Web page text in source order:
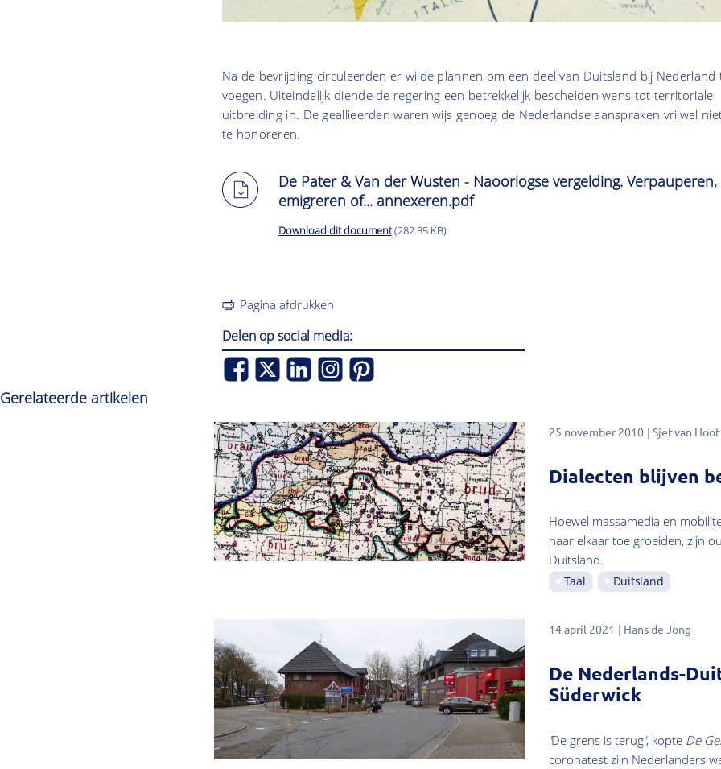
Na de bevrijding circuleerden er wilde plannen om een deel van Duitsland bij Nederland
voegen. Uiteindelijk diende de regering een betrekkelijk bescheiden wens tot territoriale
uitbreiding in. De geallieerden waren wijs genoeg de Nederlandse aanspraken vrijwel
te honoreren.
De Pater & Van der Wusten - Naoorlogse vergelding. Verpauperen,
emigreren of... annexeren.pdf
Download dit document(282.35 KB)
Pagina afdrukken
Delen op social media:
Gerelateerde artikelen
25 november 2010 Sjef van Hoof
Dialecten blijven
Hoewel massamedia en
naar elkaar toe groeiden, zijn
Duitsland.
Taal Duitsland
14 april 2021 Hans de Jong
De Nederlands-
Süderwick
De grens is terug', kopte De
coronatest zijn Nederlanders